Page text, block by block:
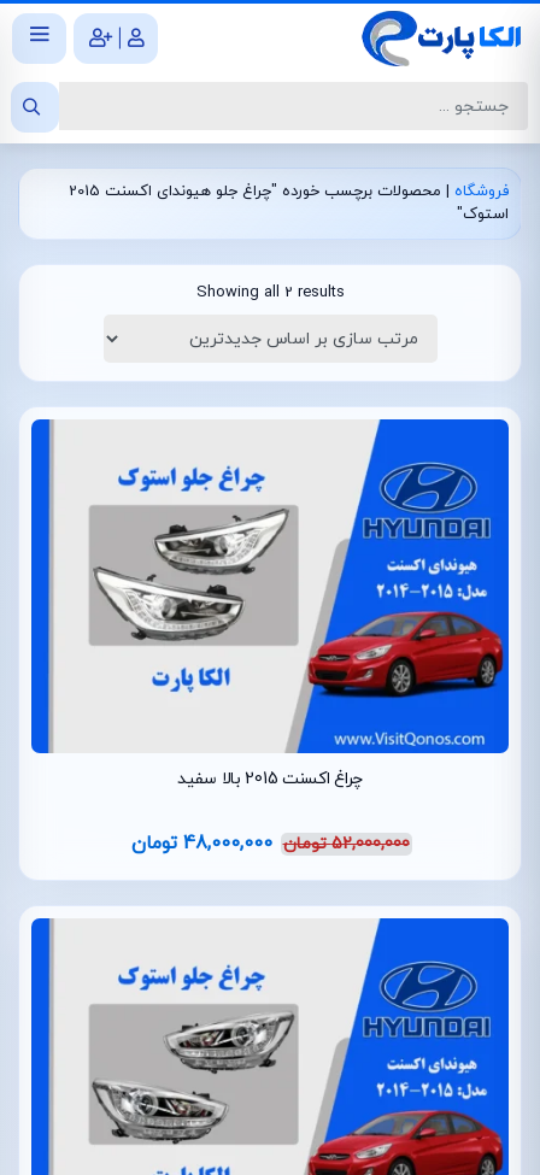
|
فروشگاه |
محصولات برچسب خورده "چراغ جلو هیوندای اکسنت 2015
استوک"
Showing all 2 results
چراغ اکسنت 2015 بالا سفید
52,000,000 تومان 48,000,000 تومان